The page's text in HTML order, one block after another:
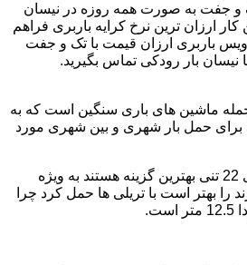
و جفت به صورت همه روزه در نیسان
ارزان ترین نرخ کرایه باربری فراهم
باربری ارزان قیمت با تک و جفت
نیسان بار رودکی تماس بگیرید.
18 چرخ از جمله ماشین های باری سنگین است که به
برای حمل بار شهری و بین شهری مورد
تریلی ها باری حمل بار های 22 تنی بهترین گزینه هستند به ویژه
را بهتر است با تریلی ها حمل کرد چرا